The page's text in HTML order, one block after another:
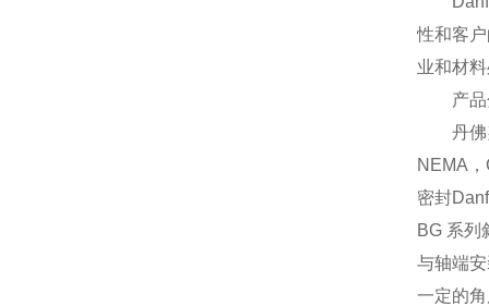
性和客
业和材
产品
丹佛斯
NEMA
密封
BG 系
与轴端
一定的